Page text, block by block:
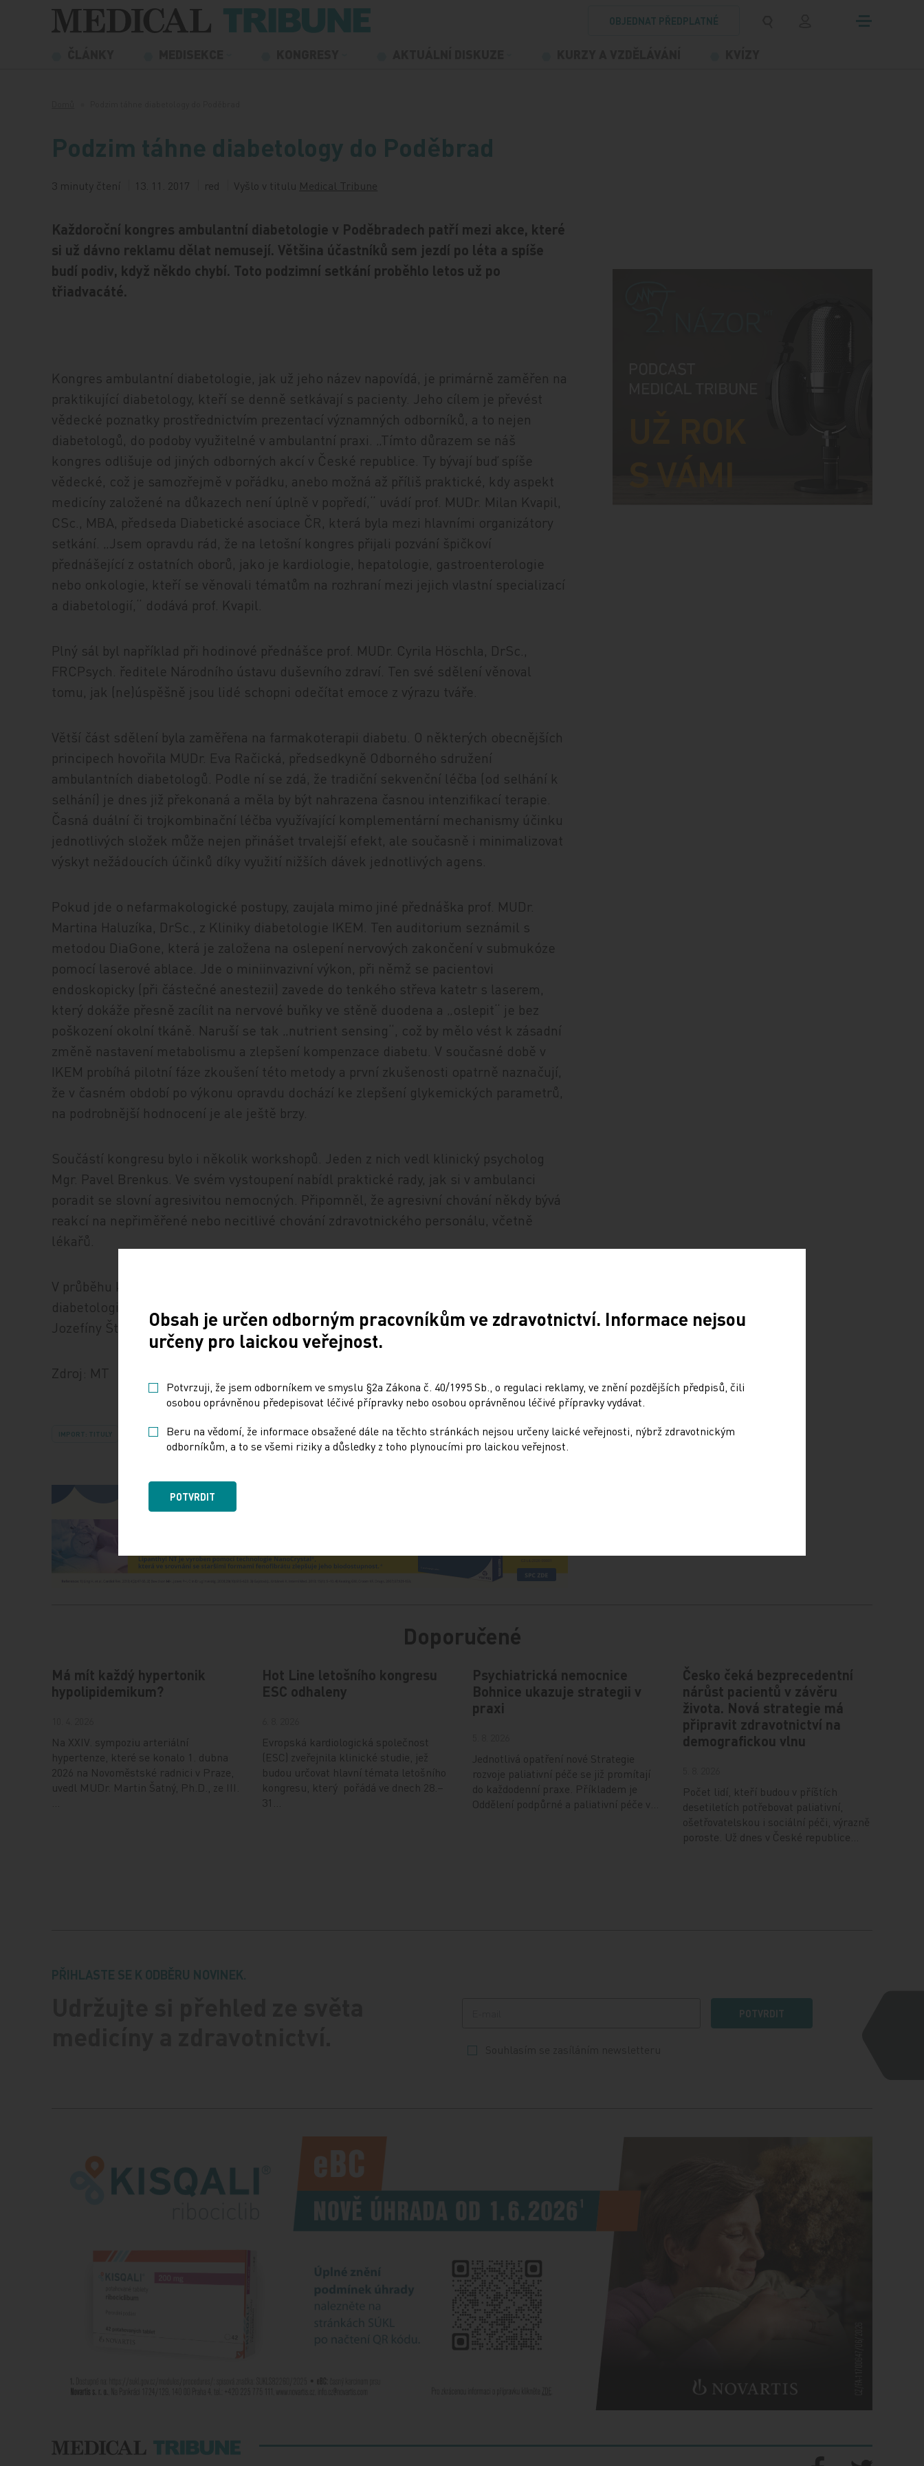
Přeskočit na obsah
OBJEDNAT PŘEDPLATNÉ
Podzim táhne diabetology do Poděbrad
3 minuty čtení 13. 11. 2017 red Vyšlo v titulu Medical Tribune
Každoroční kongres ambulantní diabetologie v Poděbradech patří mezi akce, které
si už dávno reklamu dělat nemusejí. Většina účastníků sem jezdí po léta a spíše
budí podiv, když někdo chybí. Toto podzimní setkání proběhlo letos už po
třiadvacáté.
Kongres ambulantní diabetologie, jak už jeho název napovídá, je primárně zaměřen na
praktikující diabetology, kteří se denně setkávají s pacienty. Jeho cílem je převést
vědecké poznatky prostřednictvím prezentací významných odborníků, a to nejen
diabetologů, do podoby využitelné v ambulantní praxi. „Tímto důrazem se náš
kongres odlišuje od jiných odborných akcí v České republice. Ty bývají buď spíše
vědecké, což je samozřejmě v pořádku, anebo možná až příliš praktické, kdy aspekt
medicíny založené na důkazech není úplně v popředí,“ uvádí prof. MUDr. Milan Kvapil,
CSc., MBA, předseda Diabetické asociace ČR, která byla mezi hlavními organizátory
setkání. „Jsem opravdu rád, že na letošní kongres přijali pozvání špičkoví
přednášející z ostatních oborů, jako je kardiologie, hepatologie, gastroenterologie
nebo onkologie, kteří se věnovali tématům na rozhraní mezi jejich vlastní specializací
a diabetologií,“ dodává prof. Kvapil.
Plný sál byl například při hodinové přednášce prof. MUDr. Cyrila Höschla, DrSc.,
FRCPsych. ředitele Národního ústavu duševního zdraví. Ten své sdělení věnoval
tomu, jak (ne)úspěšně jsou lidé schopni odečítat emoce z výrazu tváře.
Větší část sdělení byla zaměřena na farmakoterapii diabetu. O některých obecnějších
principech hovořila MUDr. Eva Račická, předsedkyně Odborného sdružení
ambulantních diabetologů. Podle ní se zdá, že tradiční sekvenční léčba (od selhání k
selhání) je dnes již překonaná a měla by být nahrazena časnou intenzifikací terapie.
Časná duální či trojkombinační léčba využívající komplementární mechanismy účinku
jednotlivých složek může nejen přinášet trvalejší efekt, ale současně i minimalizovat
výskyt nežádoucích účinků díky využití nižších dávek jednotlivých agens.
Pokud jde o nefarmakologické postupy, zaujala mimo jiné přednáška prof. MUDr.
Martina Haluzíka, DrSc., z Kliniky diabetologie IKEM. Ten auditorium seznámil s
metodou DiaGone, která je založena na oslepení nervových zakončení v submukóze
pomocí laserové ablace. Jde o miniinvazivní výkon, při němž se pacientovi
endoskopicky (při částečné anestezii) zavede do tenkého střeva katetr s laserem,
který dokáže přesně zacílit na nervové buňky ve stěně duodena a „oslepit“ je bez
poškození okolní tkáně. Naruší se tak „nutrient sensing“, což by mělo vést k zásadní
změně nastavení metabolismu a zlepšení kompenzace diabetu. V současné době v
IKEM probíhá pilotní fáze zkoušení této metody a první zkušenosti opatrně naznačují,
že v časném období po výkonu opravdu dochází ke zlepšení glykemických parametrů,
na podrobnější hodnocení je ale ještě brzy.
Součástí kongresu bylo i několik workshopů. Jeden z nich vedl klinický psycholog
Mgr. Pavel Brenkus. Ve svém vystoupení nabídl praktické rady, jak si v ambulanci
poradit se slovní agresivitou nemocných. Připomněl, že agresivní chování někdy bývá
reakcí na nepřiměřené nebo necitlivé chování zdravotnického personálu, včetně
lékařů.
V průběhu kongresu byla slavnostně pokřtěna kniha „Motivace pacienta v
diabetologické ambulanci“, kterou připravil autorský kolektiv pod vedením MUDr.
Jozefíny Štefánkové. Role kmotra se ujal prof. MUDr. Zdeněk Rušavý, Ph.D.
Zdroj: MT
IMPORT: TITULY Sdílejte článek
Doporučené
Má mít každý hypertonik
hypolipidemikum?
Na XXIV. sympoziu arteriální
hypertenze, které se konalo 1. dubna
2026 na Novoměstské radnici v Praze,
uvedl MUDr. Martin Šatný, Ph.D., ze III.
Hot Line letošního kongresu
ESC odhaleny
Evropská kardiologická společnost
(ESC) zveřejnila klinické studie, jež
budou určovat hlavní témata letošního
kongresu, který pořádá ve dnech 28.–
31…
Psychiatrická nemocnice
Bohnice ukazuje strategii v
praxi
Jednotlivá opatření nové Strategie
rozvoje paliativní péče se již promítají
do každodenní praxe. Příkladem je
Oddělení podpůrné a paliativní péče v…
Česko čeká bezprecedentní
nárůst pacientů v závěru
života. Nová strategie má
připravit zdravotnictví na
demografickou vlnu
Počet lidí, kteří budou v příštích
desetiletích potřebovat paliativní,
ošetřovatelskou i sociální péči, výrazně
poroste. Už dnes v České republice…
PŘIHLASTE SE K ODBĚRU NOVINEK.
POTVRDIT
Obsah je určen odborným pracovníkům ve zdravotnictví. Informace nejsou
určeny pro laickou veřejnost.
Potvrzuji, že jsem odborníkem ve smyslu §2a Zákona č. 40/1995 Sb., o regulaci reklamy, ve znění pozdějších předpisů, čili
osobou oprávněnou předepisovat léčivé přípravky nebo osobou oprávněnou léčivé přípravky vydávat.
Beru na vědomí, že informace obsažené dále na těchto stránkách nejsou určeny laické veřejnosti, nýbrž zdravotnickým
odborníkům, a to se všemi riziky a důsledky z toho plynoucími pro laickou veřejnost.
POTVRDIT